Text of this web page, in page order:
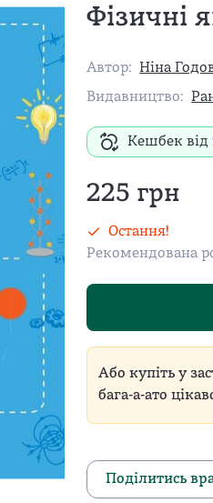
Фізичні
Автор: Ніна
Видавництво:
Кешбек від
225 грн
Остання!
Рекомендована
Або купіть у
бага-а-ато
Поділитись